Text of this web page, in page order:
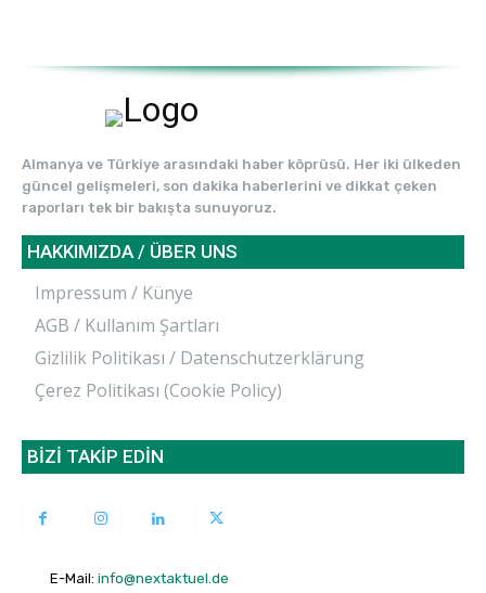
Almanya ve Türkiye arasındaki haber köprüsü. Her iki ülkeden
güncel gelişmeleri, son dakika haberlerini ve dikkat çeken
raporları tek bir bakışta sunuyoruz.
HAKKIMIZDA / ÜBER UNS
Impressum / Künye
AGB / Kullanım Şartları
Gizlilik Politikası / Datenschutzerklärung
Çerez Politikası (Cookie Policy)
BİZİ TAKİP EDİN
E-Mail: info@nextaktuel.de